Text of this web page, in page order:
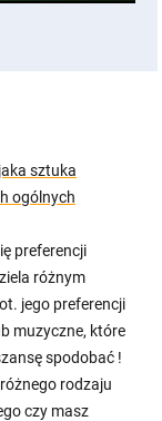
sztuka
ogólnych
preferencji
różnym
jego preferencji
muzyczne, które
spodobać !
rodzaju
czy masz